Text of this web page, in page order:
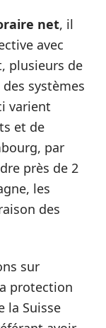
net, il
avec
plusieurs de
systèmes
varient
et de
par
près de 2
les
des
sur
protection
la Suisse